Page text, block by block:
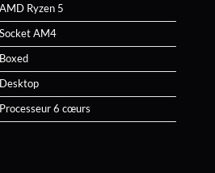
AMD Ryzen 5
Socket AM4
Boxed
Desktop
Processeur 6 cœurs